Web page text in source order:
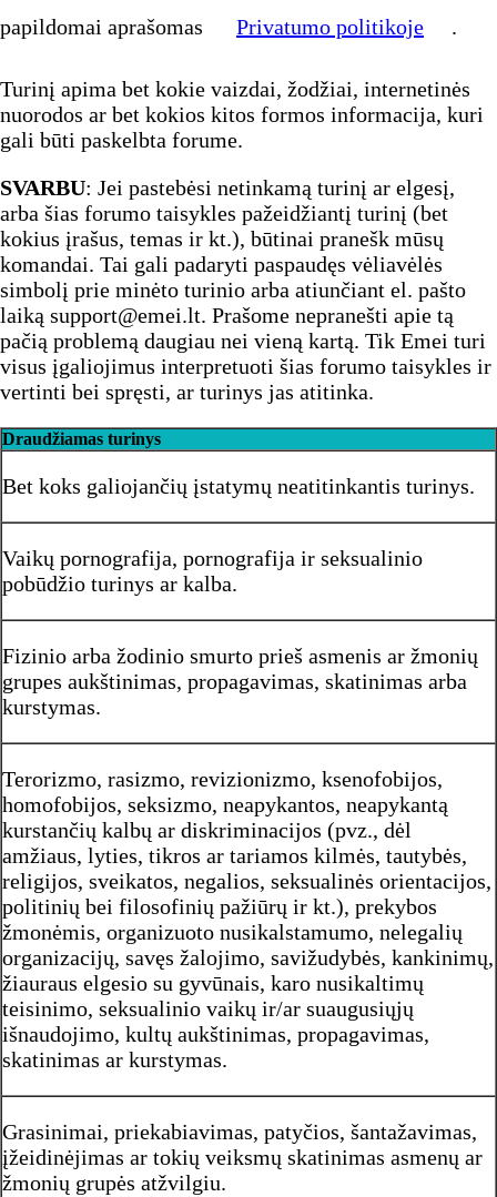
papildomai aprašomas
Privatumo politikoje .
Turinį apima bet kokie vaizdai, žodžiai, internetinės
nuorodos ar bet kokios kitos formos informacija, kuri
gali būti paskelbta forume.
SVARBU: Jei pastebėsi netinkamą turinį ar elgesį,
arba šias forumo taisykles pažeidžiantį turinį (bet
kokius įrašus, temas ir kt.), būtinai pranešk mūsų
komandai. Tai gali padaryti paspaudęs vėliavėlės
simbolį prie minėto turinio arba atiunčiant el. pašto
laiką support@emei.lt. Prašome nepranešti apie tą
pačią problemą daugiau nei vieną kartą. Tik Emei turi
visus įgaliojimus interpretuoti šias forumo taisykles ir
vertinti bei spręsti, ar turinys jas atitinka.
Draudžiamas turinys
Bet koks galiojančių įstatymų neatitinkantis turinys.
Vaikų pornografija, pornografija ir seksualinio
pobūdžio turinys ar kalba.
Fizinio arba žodinio smurto prieš asmenis ar žmonių
grupes aukštinimas, propagavimas, skatinimas arba
kurstymas.
Terorizmo, rasizmo, revizionizmo, ksenofobijos,
homofobijos, seksizmo, neapykantos, neapykantą
kurstančių kalbų ar diskriminacijos (pvz., dėl
amžiaus, lyties, tikros ar tariamos kilmės, tautybės,
religijos, sveikatos, negalios, seksualinės orientacijos,
politinių bei filosofinių pažiūrų ir kt.), prekybos
žmonėmis, organizuoto nusikalstamumo, nelegalių
organizacijų, savęs žalojimo, savižudybės, kankinimų,
žiauraus elgesio su gyvūnais, karo nusikaltimų
teisinimo, seksualinio vaikų ir/ar suaugusiųjų
išnaudojimo, kultų aukštinimas, propagavimas,
skatinimas ar kurstymas.
Grasinimai, priekabiavimas, patyčios, šantažavimas,
įžeidinėjimas ar tokių veiksmų skatinimas asmenų ar
žmonių grupės atžvilgiu.